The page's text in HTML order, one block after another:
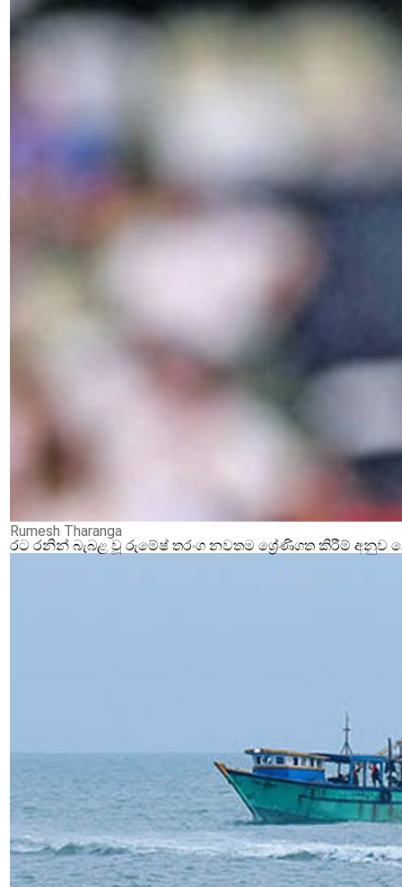
Rumesh Tharanga
රට රනින් බැබළ වූ රුමේෂ් තරංග නවතම ශ්‍රේණිගත කිරීම් අනුව